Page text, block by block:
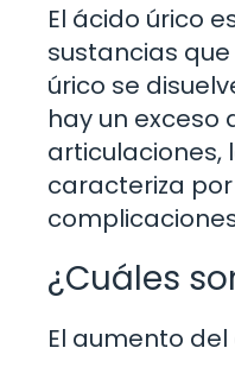
El ácido úrico
sustancias
úrico se
hay un exceso
articulaciones,
caracteriza
¿Cuáles
El aumento